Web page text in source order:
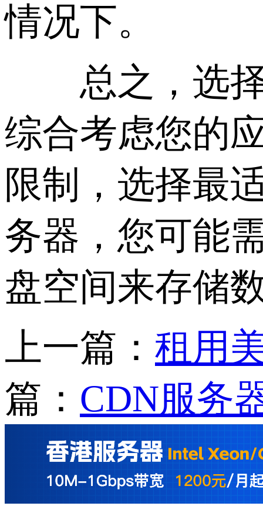
情况下。
总之，选择
综合考虑您的
限制，选择最
务器，您可能
盘空间来存储
上一篇： 租用
篇： CDN服务